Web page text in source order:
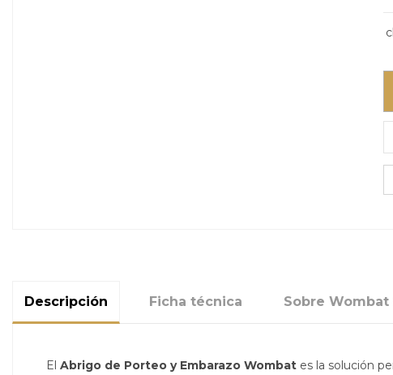
Descripción Ficha técnica Sobre Wombat
El Abrigo de Porteo y Embarazo Wombat es la solución